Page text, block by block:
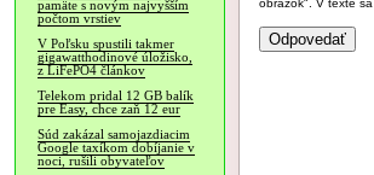
pamäte s novým najvyšším
počtom vrstiev
V Poľsku spustili takmer
gigawatthodinové úložisko,
z LiFePO4 článkov
Telekom pridal 12 GB balík
pre Easy, chce zaň 12 eur
Súd zakázal samojazdiacim
Google taxíkom dobíjanie v
noci, rušili obyvateľov
obrázok". V texte